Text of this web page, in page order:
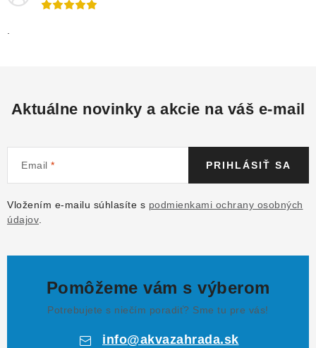
Aktuálne novinky a akcie na váš e-mail
Email
Vložením e-mailu súhlasíte s podmienkami ochrany osobných
údajov
PRIHLÁSIŤ SA
Pomôžeme vám s výberom
Potrebujete s niečím poradiť? Sme tu pre vás!
info@akvazahrada.sk